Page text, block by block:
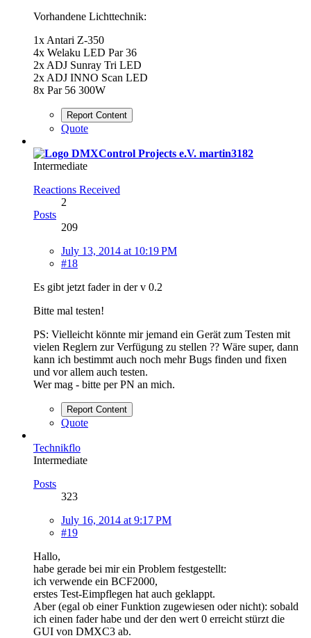
Vorhandene Lichttechnik:
1x Antari Z-350
4x Welaku LED Par 36
2x ADJ Sunray Tri LED
2x ADJ INNO Scan LED
8x Par 56 300W
Report Content
Quote
martin3182
Intermediate
Reactions Received
2
Posts
209
July 13, 2014 at 10:19 PM
#18
Es gibt jetzt fader in der v 0.2
Bitte mal testen!
PS: Vielleicht könnte mir jemand ein Gerät zum Testen mit
vielen Reglern zur Verfügung zu stellen ?? Wäre super, dann
kann ich bestimmt auch noch mehr Bugs finden und fixen
und vor allem auch testen.
Wer mag - bitte per PN an mich.
Report Content
Quote
Technikflo
Intermediate
Posts
323
July 16, 2014 at 9:17 PM
#19
Hallo,
habe gerade bei mir ein Problem festgestellt:
ich verwende ein BCF2000,
erstes Test-Eimpflegen hat auch geklappt.
Aber (egal ob einer Funktion zugewiesen oder nicht): sobald
ich einen fader habe und der den wert 0 erreicht stürzt die
GUI von DMXC3 ab.